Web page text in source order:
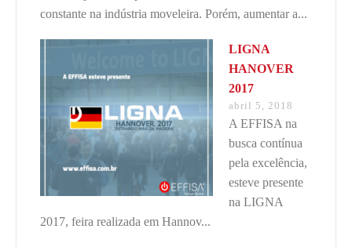
constante na indústria moveleira. Porém, aumentar a...
LIGNA
HANOVER
2017
abril 5, 2018
A EFFISA na
busca contínua
pela excelência,
esteve presente
na LIGNA
2017, feira realizada em Hannov...